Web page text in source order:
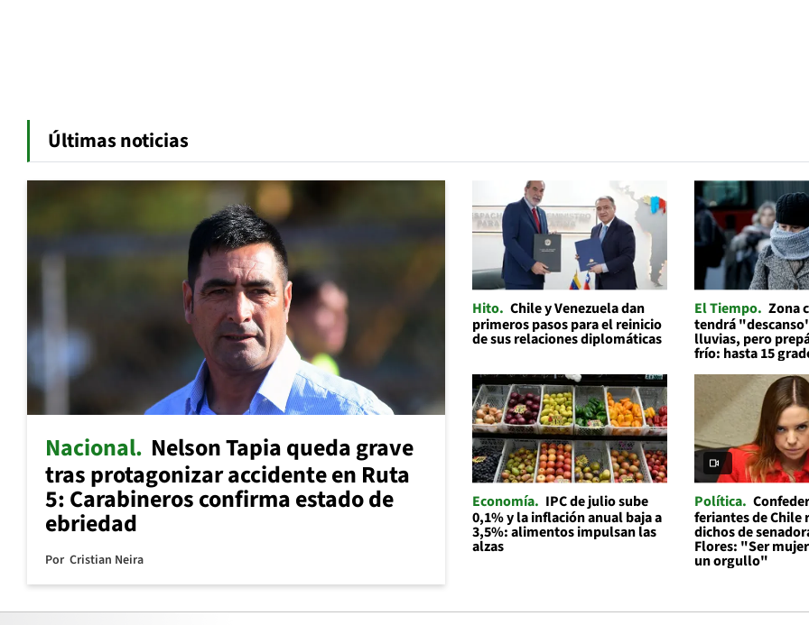
Últimas noticias
Nacional Nelson Tapia queda grave
tras protagonizar accidente en Ruta
5: Carabineros confirma estado de
ebriedad
Por Cristian Neira
Hito Chile y Venezuela dan
primeros pasos para el reinicio
de sus relaciones diplomáticas
El Tiempo Zona
tendrá
lluvias, pero
frío: hasta 15
Economía
IPC de julio sube
0,1% y la inflación anual baja a
3,5%: alimentos impulsan las
alzas
Política
feriantes de Chile
dichos de
Flores: "Ser
un orgullo"